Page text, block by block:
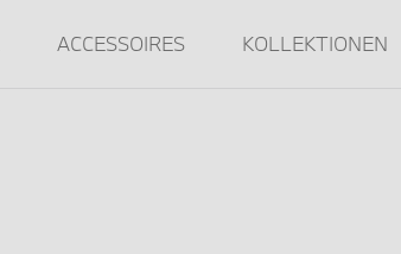
ACCESSOIRES KOLLEKTIONEN